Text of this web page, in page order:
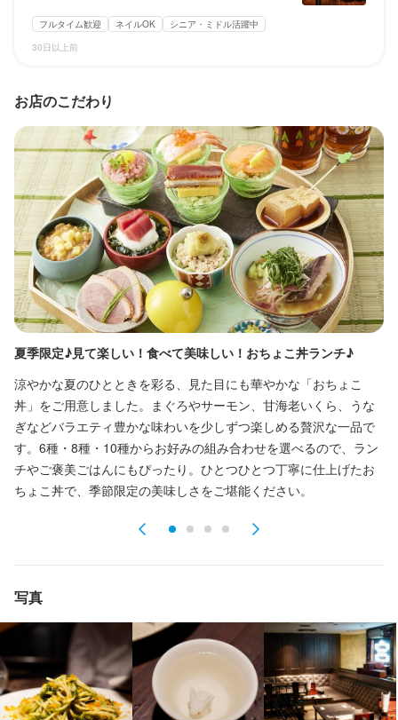
フルタイム歓迎 ネイルOK
シニア・ミドル活躍中
30日以上前
お店のこだわり
夏季限定♪見て楽しい！食べて美味しい！おちょこ丼ランチ♪
涼やかな夏のひとときを彩る、見た目にも華やかな「おちょこ
丼」をご用意しました。まぐろやサーモン、甘海老いくら、うな
ぎなどバラエティ豊かな味わいを少しずつ楽しめる贅沢な一品で
す。6種・8種・10種からお好みの組み合わせを選べるので、ラン
チやご褒美ごはんにもぴったり。ひとつひとつ丁寧に仕上げたお
ちょこ丼で、季節限定の美味しさをご堪能ください。
写真
時給1300円、週3日、1日4時間で勤務。 月々6万2400円の収入。
（月４週換算で計算した目安金額です。）
勤務時間
10:00～23:00(途中アイドルタイムあり)
週1日～､1日3h～応相談！17･18時～もok！
ランチタイムのみ勤務OK 終電考慮あり ダブルワーク・副業OK
フルタイム歓迎
長期勤務歓迎
週1日からOK 週2日からOK 週4日以上OK
シフト制
自由シフト制(毎回、時間・曜日を選べる)
休日・休暇
半月ごとのシフト制
月8日以上休みあり 土日祝のみ勤務OK 年末年始休暇あり
待遇
・契約期間の定めなし
・社会保険、要相談（厚生年金、雇用保険、健康保険、労災保
険）
まかない・食事補助あり 社会保険完備 制服貸与
社員登用制度あり
髪型自由 服装自由 ひげOK ネイルOK
履歴書不要
フリーター歓迎
女性活躍中
ブランクOK 駅チカ(徒歩5分以内)
スタッフの平均年齢20代
仕事内容
時給1300円、週3日、1日4時間で勤務。 月々6万2400円の収入。
（月４週換算で計算した目安金額です。）
勤務時間
10:00～23:00(途中アイドルタイムあり)
週1日～､1日3h～応相談！17･18時～もok！
ランチタイムのみ勤務OK 終電考慮あり ダブルワーク・副業OK
フルタイム歓迎
長期勤務歓迎
週1日からOK 週2日からOK 週4日以上OK
シフト制
自由シフト制(毎回、時間・曜日を選べる)
休日・休暇
半月ごとのシフト制
月8日以上休みあり 土日祝のみ勤務OK 年末年始休暇あり
待遇
・契約期間の定めなし
・社会保険、要相談（厚生年金、雇用保険、健康保険、労災保
険）
まかない・食事補助あり 社会保険完備 制服貸与
社員登用制度あり
髪型自由 服装自由 ひげOK ネイルOK
履歴書不要
フリーター歓迎
女性活躍中
ブランクOK 駅チカ(徒歩5分以内)
スタッフの平均年齢20代
仕事内容